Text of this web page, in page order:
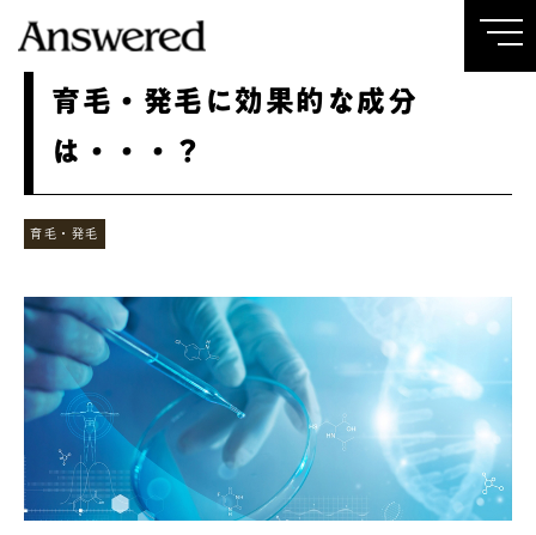
育毛・発毛に効果的な成分
は・・・？
育毛・発毛